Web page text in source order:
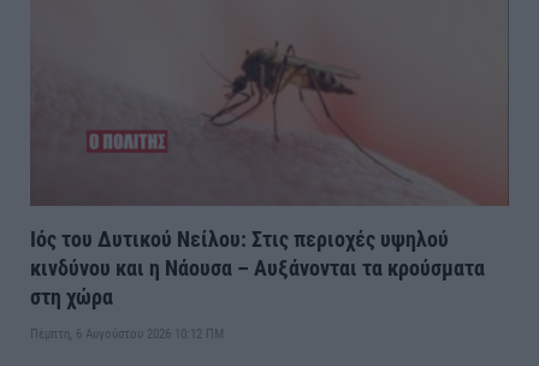
Ιός του Δυτικού Νείλου: Στις περιοχές υψηλού
κινδύνου και η Νάουσα – Αυξάνονται τα κρούσματα
στη χώρα
Πέμπτη, 6 Αυγούστου 2026 10:12 ΠΜ